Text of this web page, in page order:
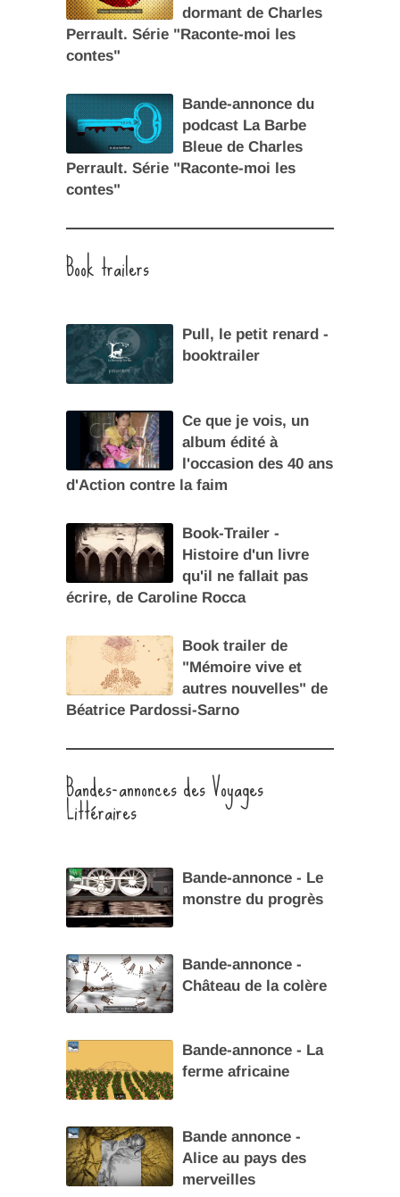
dormant de Charles
Perrault. Série "Raconte-moi les
contes"
Bande-annonce du
podcast La Barbe
Bleue de Charles
Perrault. Série "Raconte-moi les
contes"
Book trailers
Pull, le petit renard -
booktrailer
Ce que je vois, un
album édité à
l'occasion des 40 ans
d'Action contre la faim
Book-Trailer -
Histoire d'un livre
qu'il ne fallait pas
écrire, de Caroline Rocca
Book trailer de
"Mémoire vive et
autres nouvelles" de
Béatrice Pardossi-Sarno
Bandes-annonces des Voyages
Littéraires
Bande-annonce - Le
monstre du progrès
Bande-annonce -
Château de la colère
Bande-annonce - La
ferme africaine
Bande annonce -
Alice au pays des
merveilles